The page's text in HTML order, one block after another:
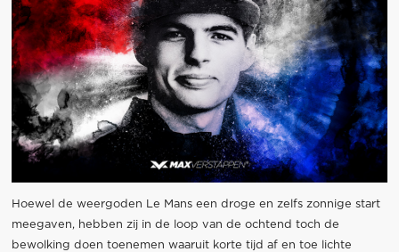
Hoewel de weergoden Le Mans een droge en zelfs zonnige start
meegaven, hebben zij in de loop van de ochtend toch de
bewolking doen toenemen waaruit korte tijd af en toe lichte